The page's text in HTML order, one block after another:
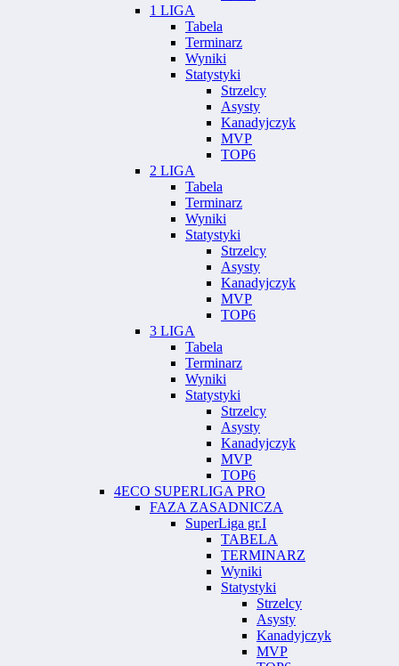
1 LIGA
Tabela
Terminarz
Wyniki
Statystyki
Strzelcy
Asysty
Kanadyjczyk
MVP
TOP6
2 LIGA
Tabela
Terminarz
Wyniki
Statystyki
Strzelcy
Asysty
Kanadyjczyk
MVP
TOP6
3 LIGA
Tabela
Terminarz
Wyniki
Statystyki
Strzelcy
Asysty
Kanadyjczyk
MVP
TOP6
4ECO SUPERLIGA PRO
FAZA ZASADNICZA
SuperLiga gr.I
TABELA
TERMINARZ
Wyniki
Statystyki
Strzelcy
Asysty
Kanadyjczyk
MVP